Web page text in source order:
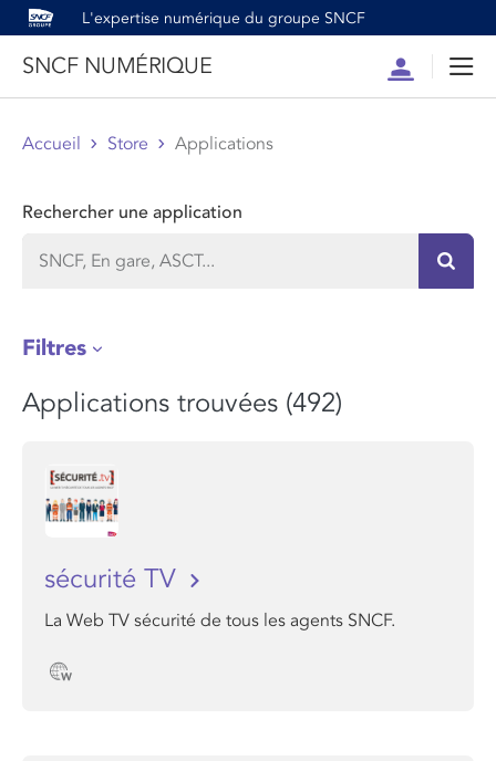
L'expertise numérique du groupe SNCF
SNCF NUMÉRIQUE
Compte
Accueil Store Applications
Rechercher une application
Filtres
Applications trouvées (492)
sécurité TV
La Web TV sécurité de tous les agents SNCF.